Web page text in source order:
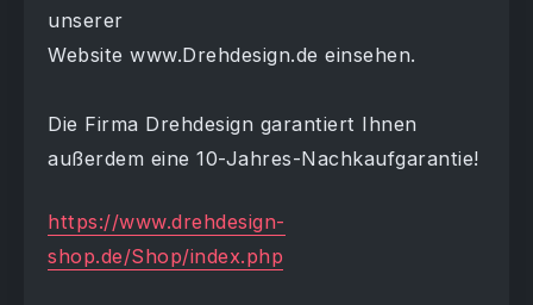
unserer
Website www.Drehdesign.de einsehen.
Die Firma Drehdesign garantiert Ihnen
außerdem eine 10-Jahres-Nachkaufgarantie!
https://www.drehdesign-
shop.de/Shop/index.php